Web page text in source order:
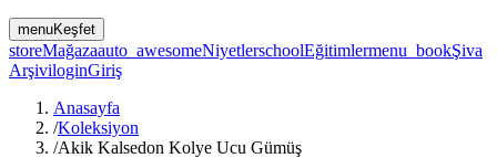
menuKeşfet
storeMağazaauto_awesomeNiyetlerschoolEğitimlermenu_bookŞiva
ArşiviloginGiriş
Anasayfa
/Koleksiyon
/Akik Kalsedon Kolye Ucu Gümüş